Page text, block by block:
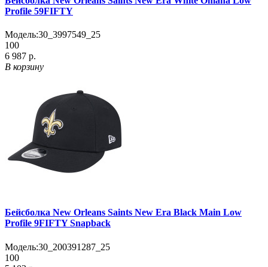
Profile 59FIFTY
Модель:30_3997549_25
100
6 987 р.
В корзину
Бейсболка New Orleans Saints New Era Black Main Low
Profile 9FIFTY Snapback
Модель:30_200391287_25
100